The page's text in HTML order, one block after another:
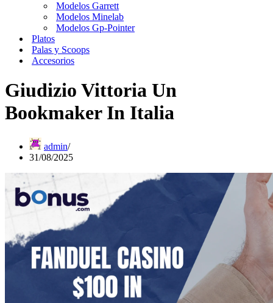
Modelos Garrett
Modelos Minelab
Modelos Gp-Pointer
Platos
Palas y Scoops
Accesorios
Giudizio Vittoria Un
Bookmaker In Italia
admin
31/08/2025